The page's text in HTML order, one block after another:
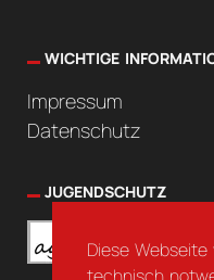
Diese
technisch
WICHTIGE
Impressum
Datenschutz
JUGENDSCHUTZ